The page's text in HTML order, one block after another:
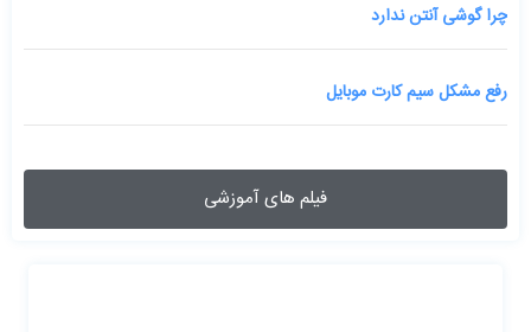
چرا گوشی آنتن ندارد
رفع مشکل سیم کارت موبایل
فیلم های آموزشی